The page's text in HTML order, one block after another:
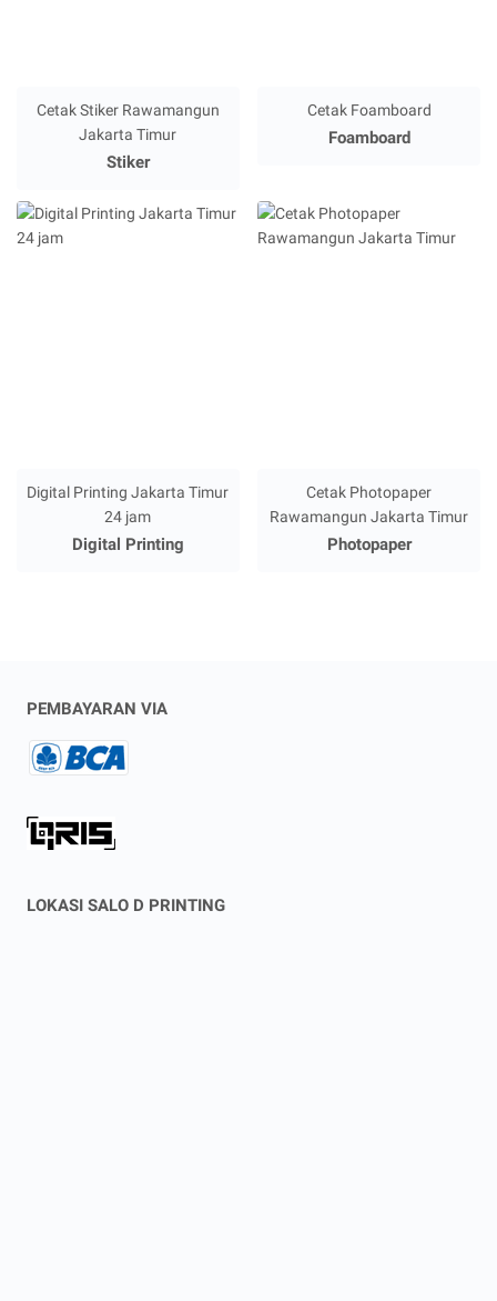
Cetak Stiker Rawamangun
Jakarta Timur
Stiker
Cetak Foamboard
Foamboard
Digital Printing Jakarta Timur
24 jam
Digital Printing
Cetak Photopaper
Rawamangun Jakarta Timur
Photopaper
PEMBAYARAN VIA
LOKASI SALO D PRINTING